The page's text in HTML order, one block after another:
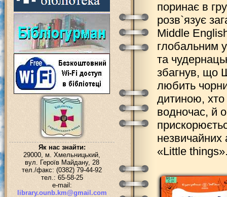
Як нас знайти:
29000, м. Хмельницький,
вул. Героїв Майдану, 28
тел./факс: (0382) 79-44-92
тел.: 65-58-25
e-mail:
library.ounb.km@gmail.com
поринає в
розв`язує
Middle
глобальним у
та
збагнув, що
любить
дитиною,
водночас, й
незвичайних
«Little